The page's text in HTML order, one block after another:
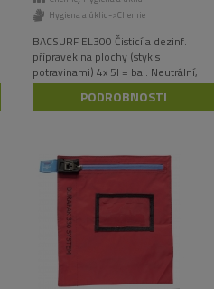
Hygiena a úklid->Chemie
BACSURF EL300 Čisticí a dezinf.
přípravek na plochy (styk s
potravinami) 4x 5l = bal. Neutrální,
pěnící čistič a dezinfekční
prostředek,na mytí podlah, stěn,
PODROBNOSTI